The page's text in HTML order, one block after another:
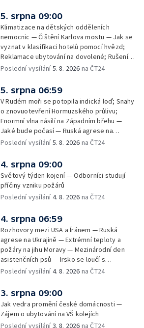
rakovinu prsu
5. srpna 09:00
Klimatizace na dětských odděleních
nemocnic — Čištění Karlova mostu — Jak se
vyznat v klasifikaci hotelů pomocí hvězd;
Reklamace ubytování na dovolené; Rušení
dovolené kvůli přírodním živlům; Práva
na dovolené v zahraničí; Platby a výběry na
dovolené v zahraničí — Těžba léčivé rašeliny
u Malé Morávky
Poslední vysílání5. 8. 2026 na ČT24
5. srpna 06:59
V Rudém moři se potopila indická loď; Snahy
o znovuotevření Hormuzského průlivu;
Enormní vlna násilí na Západním břehu —
Jaké bude počasí — Ruská agrese na
Ukrajině — Vliv veder na lidské orgány — Při
— Třem obcím na Brněnsku dočasně došla
pitná voda — SP v orientačním běhu v Česku
— Horko a požáry sužují Evropu — Rybářský
příměstský tábor
Poslední vysílání5. 8. 2026 na ČT24
4. srpna 09:00
Světový týden kojení — Odborníci studují
příčiny vzniku požárů
Poslední vysílání4. 8. 2026 na ČT24
4. srpna 06:59
Rozhovory mezi USA a Íránem — Ruská
agrese na Ukrajině — Extrémní teploty a
požáry na jihu Moravy — Mezinárodní den
asistenčních psů — Irsko se loučí s
hudebníkem Glenem Hansardem
Poslední vysílání4. 8. 2026 na ČT24
3. srpna 09:00
Jak vedra promění české domácnosti —
Zájem o ubytování na VŠ kolejích
Poslední vysílání3. 8. 2026 na ČT24